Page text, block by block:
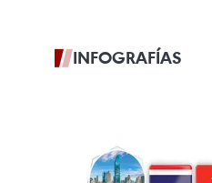
INFOGRAFÍAS